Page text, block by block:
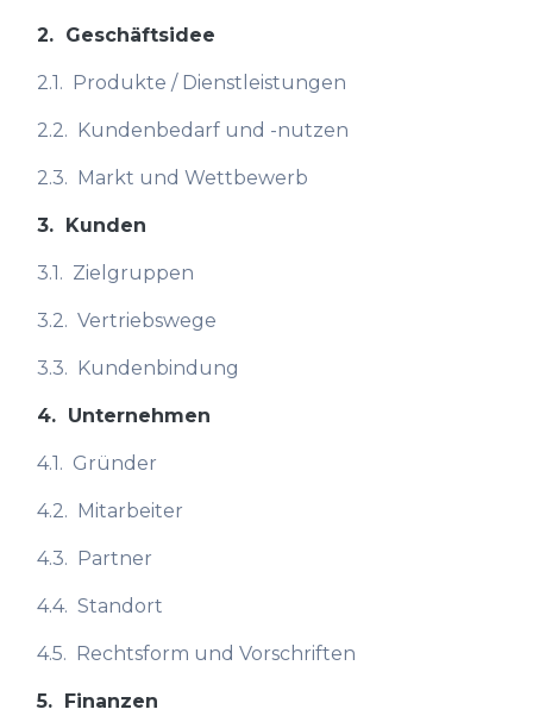
2. Geschäftsidee
2.1. Produkte / Dienstleistungen
2.2. Kundenbedarf und -nutzen
2.3. Markt und Wettbewerb
3. Kunden
3.1. Zielgruppen
3.2. Vertriebswege
3.3. Kundenbindung
4. Unternehmen
4.1. Gründer
4.2. Mitarbeiter
4.3. Partner
4.4. Standort
4.5. Rechtsform und Vorschriften
5. Finanzen